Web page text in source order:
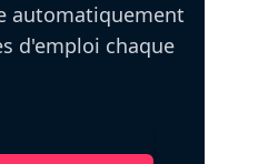
automatiquement
d'emploi chaque